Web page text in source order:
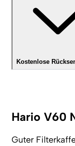
Kostenlose
Hario V60
Guter